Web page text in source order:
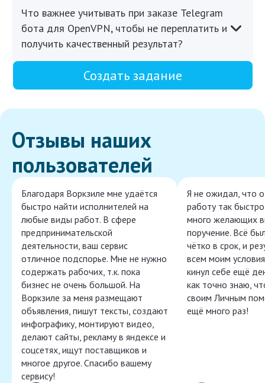
Что важнее учитывать при заказе Telegram
бота для OpenVPN, чтобы не переплатить и
получить качественный результат?
Создать задание
Отзывы наших
пользователей
Благодаря Воркзиле мне удаётся
быстро найти исполнителей на
любые виды работ. В сфере
предпринимательской
деятельности, ваш сервис
отличное подспорье. Мне не нужно
содержать рабочих, т.к. пока
бизнес не очень большой. На
Воркзиле за меня размещают
объявления, пишут тексты, создают
инфографику, монтируют видео,
делают сайты, рекламу в яндексе и
соцсетях, ищут поставщиков и
многое другое. Спасибо вашему
сервису!
Я не ожидал, что
работу так
много желающих
поручение. Всё
чётко в срок, и
всем моим
кинул себе ещё
как точно знаю,
своим Личным
ещё много раз!